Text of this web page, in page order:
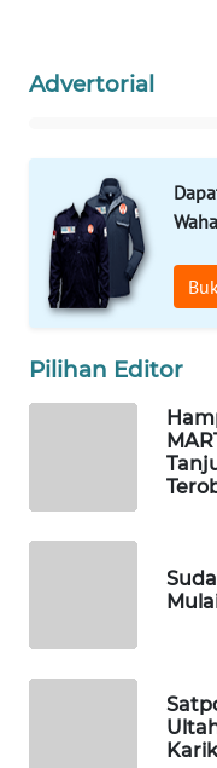
Advertorial
Pilihan Editor
WAHANANEWS
NET
WAHANA
SPORT
WAHANA